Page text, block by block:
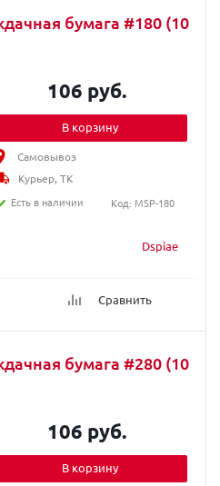
бумага #180 (10
Dspiae
Сравнить
106 руб.
В корзину
Самовывоз
Курьер, ТК
Есть в наличии
Код: MSP-180
бумага #280 (10
106 руб.
В корзину